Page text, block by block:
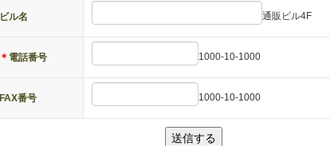
ビル名 通販ビル4F
＊ 電話番号 1000-10-1000
FAX番号 1000-10-1000